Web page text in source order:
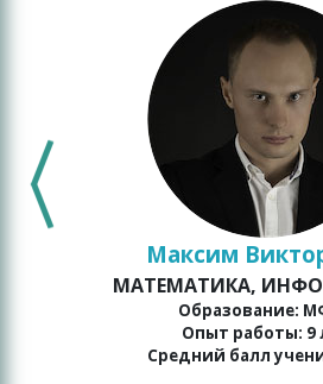
Максим
МАТЕМАТИКА,
Образование:
Опыт работы: 9
Средний балл